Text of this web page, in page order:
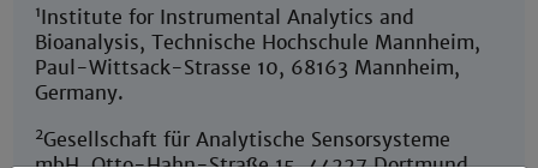
1Institute for Instrumental Analytics and
Bioanalysis, Technische Hochschule Mannheim,
Paul-Wittsack-Strasse 10, 68163 Mannheim,
Germany.
2Gesellschaft für Analytische Sensorsysteme